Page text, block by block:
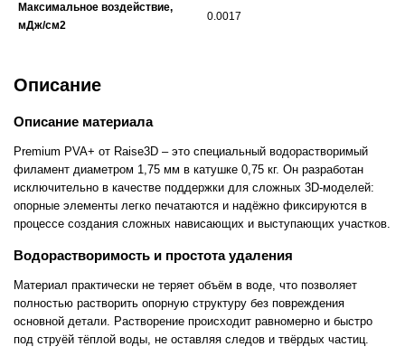
Максимальное воздействие,
мДж/см2
0.0017
Описание
Описание материала
Premium PVA+ от Raise3D – это специальный водорастворимый
филамент диаметром 1,75 мм в катушке 0,75 кг. Он разработан
исключительно в качестве поддержки для сложных 3D-моделей:
опорные элементы легко печатаются и надёжно фиксируются в
процессе создания сложных нависающих и выступающих участков.
Водорастворимость и простота удаления
Материал практически не теряет объём в воде, что позволяет
полностью растворить опорную структуру без повреждения
основной детали. Растворение происходит равномерно и быстро
под струёй тёплой воды, не оставляя следов и твёрдых частиц.